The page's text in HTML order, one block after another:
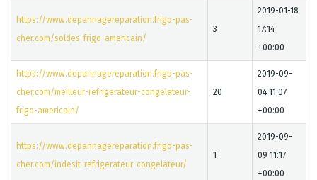
https://www.depannagereparation.frigo-pas-
cher.com/soldes-frigo-americain/
3
2019-01-18
17:14
+00:00
https://www.depannagereparation.frigo-pas-
cher.com/meilleur-refrigerateur-congelateur-
frigo-americain/
20
2019-09-
04 11:07
+00:00
https://www.depannagereparation.frigo-pas-
cher.com/indesit-refrigerateur-congelateur/
1
2019-09-
09 11:17
+00:00